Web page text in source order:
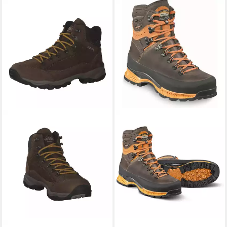
Wanderstiefel
ab 279,85 €
-24%